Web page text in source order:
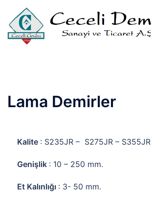
Lama Demirler
Kalite : S235JR – S275JR – S355JR
Genişlik : 10 – 250 mm.
Et Kalınlığı : 3- 50 mm.